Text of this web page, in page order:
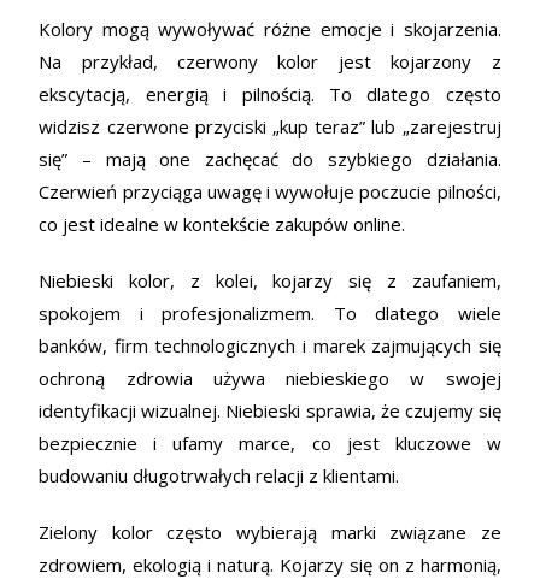
Kolory mogą wywoływać różne emocje i skojarzenia.
Na przykład, czerwony kolor jest kojarzony z
ekscytacją, energią i pilnością. To dlatego często
widzisz czerwone przyciski „kup teraz” lub „zarejestruj
się” – mają one zachęcać do szybkiego działania.
Czerwień przyciąga uwagę i wywołuje poczucie pilności,
co jest idealne w kontekście zakupów online.
Niebieski kolor, z kolei, kojarzy się z zaufaniem,
spokojem i profesjonalizmem. To dlatego wiele
banków, firm technologicznych i marek zajmujących się
ochroną zdrowia używa niebieskiego w swojej
identyfikacji wizualnej. Niebieski sprawia, że czujemy się
bezpiecznie i ufamy marce, co jest kluczowe w
budowaniu długotrwałych relacji z klientami.
Zielony kolor często wybierają marki związane ze
zdrowiem, ekologią i naturą. Kojarzy się on z harmonią,